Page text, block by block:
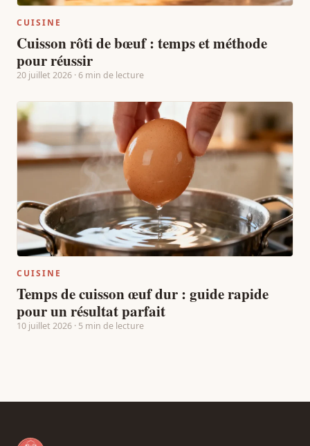
CUISINE
Cuisson rôti de bœuf : temps et méthode
pour réussir
20 juillet 2026 · 6 min de lecture
CUISINE
Temps de cuisson œuf dur : guide rapide
pour un résultat parfait
10 juillet 2026 · 5 min de lecture